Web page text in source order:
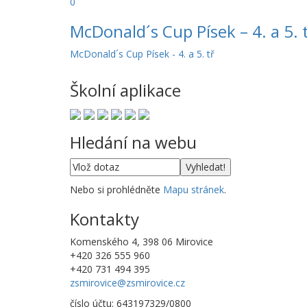
McDonald´s Cup Písek – 4. a 5.
McDonald´s Cup Písek - 4. a 5. tř
Školní aplikace
Hledání na webu
Nebo si prohlédněte Mapu stránek.
Kontakty
Komenského 4, 398 06 Mirovice
+420 326 555 960
+420 731 494 395
zsmirovice@zsmirovice.cz
číslo účtu: 643197329/0800